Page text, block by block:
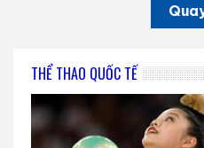
THỂ THAO QUỐC TẾ